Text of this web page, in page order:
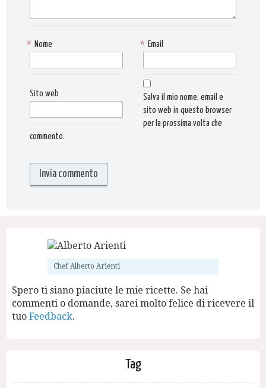
Nome
* Email
*
Sito web
Salva il mio nome, email e
sito web in questo browser
per la prossima volta che
commento.
Chef Alberto Arienti
Spero ti siano piaciute le mie ricette. Se hai
commenti o domande, sarei molto felice di ricevere il
tuo Feedback.
Tag